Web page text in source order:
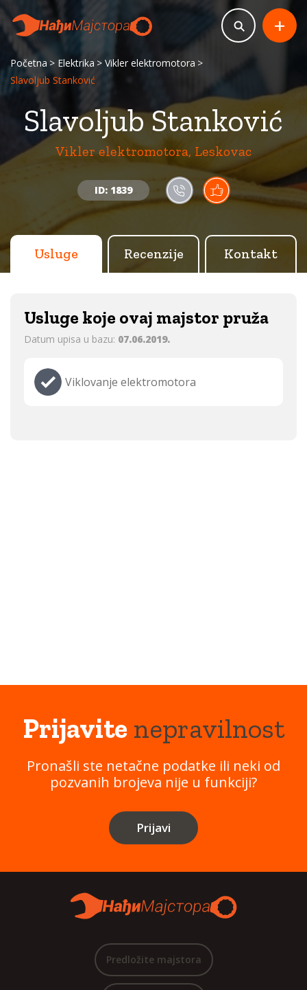
Početna Elektrika
Vikler elektromotora
Slavoljub Stanković
Slavoljub Stanković
Vikler elektromotora, Leskovac
ID: 1839
+
Usluge Recenzije Kontakt
Usluge koje ovaj majstor pruža
Datum upisa u bazu: 07.06.2019.
Viklovanje elektromotora
Prijavitenepravilnost
Pronašli ste netačne podatke ili neki od
pozvanih brojeva nije u funkciji?
Prijavi
Predložite majstora